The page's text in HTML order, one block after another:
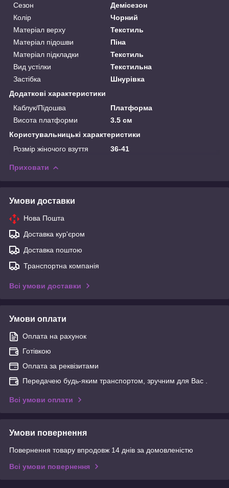
Сезон
Демісезон
Колір
Чорний
Матеріал верху
Текстиль
Матеріал підошви
Піна
Матеріал підкладки
Текстиль
Вид устілки
Текстильна
Застібка
Шнурівка
Додаткові характеристики
Каблук/Підошва
Платформа
Висота платформи
3.5 см
Користувальницькі характеристики
Розмір жіночого взуття
36-41
Приховати
Умови доставки
Нова Пошта
Доставка кур'єром
Доставка поштою
Транспортна компанія
Всі умови доставки
Умови оплати
Оплата на рахунок
Готівкою
Оплата за реквізитами
Передачею будь-яким транспортом, зручним для Вас .
Всі умови оплати
Умови повернення
Повернення товару впродовж 14 днів за домовленістю
Всі умови повернення